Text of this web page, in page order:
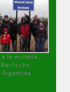
a la minería ,
Bariloche,
Argentina